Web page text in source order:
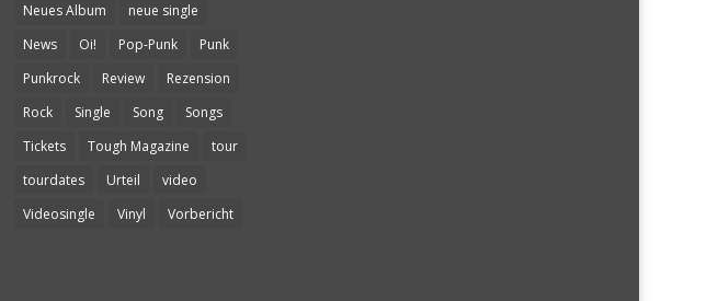
Neues Album
neue single
News
Oi! Pop-Punk
Punk
Punkrock
Review
Rezension
Rock
Single Song
Songs
Tickets
Tough Magazine
tour
tourdates
Urteil
video
Videosingle
Vinyl Vorbericht